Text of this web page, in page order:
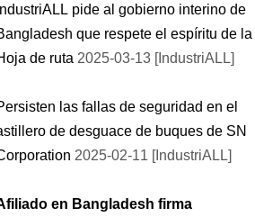
IndustriALL pide al gobierno interino de
que respete el espíritu de la
de ruta 2025-03-13 [IndustriALL]
las fallas de seguridad en el
de desguace de buques de SN
2025-02-11 [IndustriALL]
en Bangladesh firma